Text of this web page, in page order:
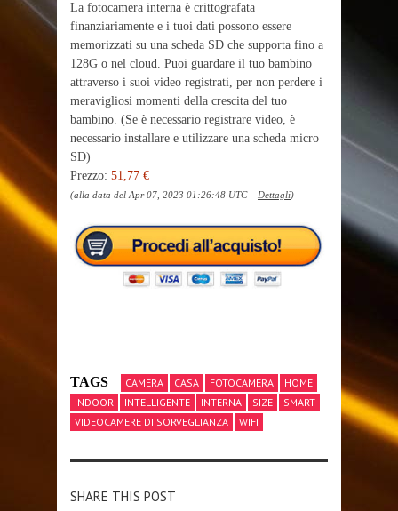
La fotocamera interna è crittografata
finanziariamente e i tuoi dati possono essere
memorizzati su una scheda SD che supporta fino a
128G o nel cloud. Puoi guardare il tuo bambino
attraverso i suoi video registrati, per non perdere i
meravigliosi momenti della crescita del tuo
bambino. (Se è necessario registrare video, è
necessario installare e utilizzare una scheda micro
SD)
Prezzo: 51,77 €
(alla data del Apr 07, 2023 01:26:48 UTC – Dettagli)
TAGS CAMERA CASA FOTOCAMERA
HOME
INDOOR
INTELLIGENTE INTERNA SIZE
SMART
VIDEOCAMERE DI SORVEGLIANZA
WIFI
SHARE THIS POST